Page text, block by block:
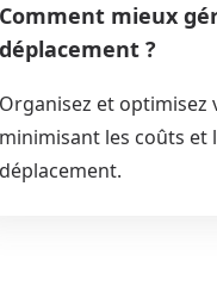
Comment mieux
déplacement ?
Organisez et optimisez
minimisant les coûts et
déplacement.